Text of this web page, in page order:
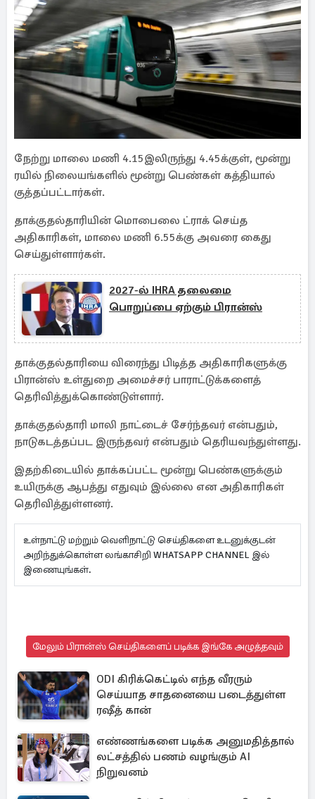
நேற்று மாலை மணி 4.15இலிருந்து 4.45க்குள், மூன்று
ரயில் நிலையங்களில் மூன்று பெண்கள் கத்தியால்
குத்தப்பட்டார்கள்.
தாக்குதல்தாரியின் மொபைலை ட்ராக் செய்த
அதிகாரிகள், மாலை மணி 6.55க்கு அவரை கைது
செய்துள்ளார்கள்.
2027-ல் IHRA தலைமை
பொறுப்பை ஏற்கும் பிரான்ஸ்
தாக்குதல்தாரியை விரைந்து பிடித்த அதிகாரிகளுக்கு
பிரான்ஸ் உள்துறை அமைச்சர் பாராட்டுக்களைத்
தெரிவித்துக்கொண்டுள்ளார்.
தாக்குதல்தாரி மாலி நாட்டைச் சேர்ந்தவர் என்பதும்,
நாடுகடத்தப்பட இருந்தவர் என்பதும் தெரியவந்துள்ளது.
இதற்கிடையில் தாக்கப்பட்ட மூன்று பெண்களுக்கும்
உயிருக்கு ஆபத்து எதுவும் இல்லை என அதிகாரிகள்
தெரிவித்துள்ளனர்.
உள்நாட்டு மற்றும் வெளிநாட்டு செய்திகளை உடனுக்குடன்
அறிந்துக்கொள்ள லங்காசிறி WHATSAPP CHANNEL இல்
இணையுங்கள்.
மேலும் பிரான்ஸ் செய்திகளைப் படிக்க இங்கே அழுத்தவும்
ODI கிரிக்கெட்டில் எந்த வீரரும்
செய்யாத சாதனையை படைத்துள்ள
ரஷீத் கான்
எண்ணங்களை படிக்க அனுமதித்தால்
லட்சத்தில் பணம் வழங்கும் AI
நிறுவனம்